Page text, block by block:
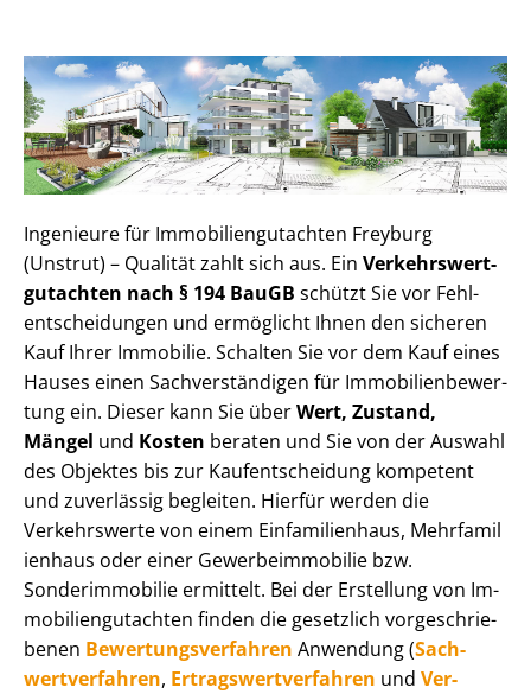
Ingenieure für Im­mo­bi­li­en­gut­ach­ten Freyburg
(Unstrut) – Qualität zahlt sich aus. Ein Ver­kehrs­wert­
gut­ach­ten nach § 194 BauGB schützt Sie vor Fehl­
ent­schei­dun­gen und ermöglicht Ihnen den sicheren
Kauf Ihrer Immobilie. Schalten Sie vor dem Kauf eines
Hauses einen Sach­ver­stän­di­gen für Im­mo­bi­li­en­be­wer­
tung ein. Dieser kann Sie überWert, Zustand,
Mängel und Kosten beraten und Sie von der Auswahl
des Objektes bis zur Kauf­ent­schei­dung kompetent
und zuverlässig begleiten. Hierfür werden die
Verkehrswerte von einem Einfamilienhaus, Mehr­fa­mi­l
i­en­haus oder einer Ge­wer­be­im­mo­bi­lie bzw.
Sonderimmobilie ermittelt. Bei der Erstellung von Im­
mo­bi­li­en­gut­ach­ten finden die gesetzlich vor­ge­schrie­
be­nen Be­wer­tungs­ver­fah­ren Anwendung (Sach­
wert­ver­fah­ren, Er­trags­wert­ver­fah­ren und Ver­